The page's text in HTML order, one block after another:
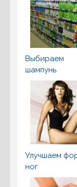
Выбираем
шампунь
Улучшаем
ног